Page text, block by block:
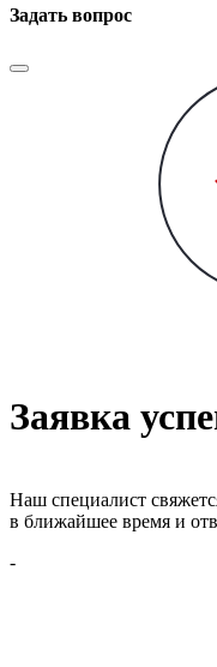
Задать вопрос
Заявка
Наш специалист
в ближайшее время и
-